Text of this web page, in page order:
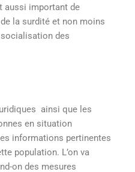
aussi important de
la surdité et non moins
des
ainsi que les
en situation
informations pertinentes
population. L’on va
on des mesures